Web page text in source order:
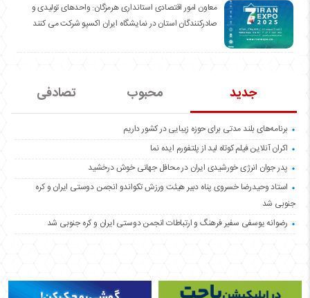
معاون امور اقتصادی استانداری هرمزگان: واحدهای تولیدی و
صادرکنندگان استان در نمایشگاه ایران اکسپو شرکت می کنند
جدید محبوب تصادفی
برنامه‌های بلند مدتی برای حوزه زیبایی در کشور داریم
اکران آنلاین فیلم کوتاه لید از پلتفورم ایده نما
پدر جوان انرژی خورشیدی ایران در محافل جهانی خوش درخشید
استاد وحیدرضا خسروی پناه دبیر هیئت ورزش تکواندو انجمن دوستی ایران و کره
جنوبی شد
رضوانه یوسفی سفیر فرهنگ و ارتباطات انجمن دوستی ایران و کره جنوبی شد